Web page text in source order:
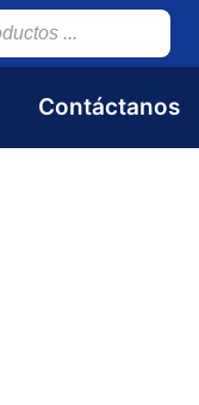
Contáctanos